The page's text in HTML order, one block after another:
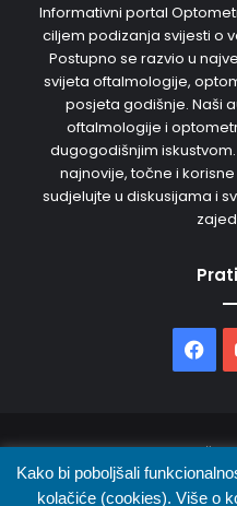
Informativni portal
ciljem podizanja svijesti o
Postupno se razvio u
svijeta oftalmologije,
posjeta godišnje. Naši
oftalmologije i
dugogodišnjim
najnovije, točne i
sudjelujte u diskusijama i
© 2026. Sva prava
Kako bi poboljšali
kolačiće (cookies). Više o